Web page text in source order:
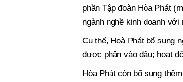
phần Tập đoàn Hòa Phát
ngành nghề kinh doanh
Cụ thể, Hoà Phát bổ sung
được phân vào đâu; hoạt
Hòa Phát còn bổ sung